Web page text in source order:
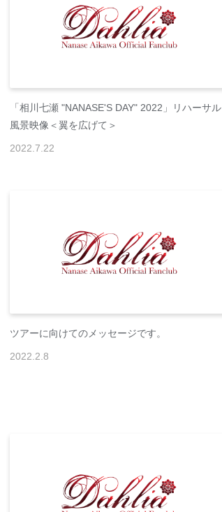
「相川七瀬 "NANASE'S DAY" 2022」リハーサル
風景映像＜翼を広げて＞
2022 .7 22
ツアーに向けてのメッセージです。
2022.2.8